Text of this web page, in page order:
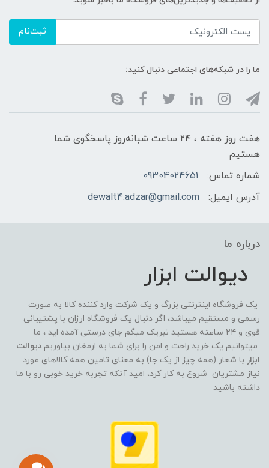
ثبت‌نام
ما را در شبکه‌های اجتماعی دنبال کنید:
هفت روز هفته ، ۲۴ ساعت شبانه‌روز پاسخگوی شما
هستیم
شماره تماس:
09304024651
آدرس ایمیل:
dewalt4.adzar@gmail.com
درباره ما
دیوالت ابزار
یک فروشگاه اینترنتی بزرگ و یک شرکت وارد کننده کالا به صورت
رسمی و مستقیم میباشد، اگر دنبال یک فروشگاه ارزان با پشتیبانی
قوی و ۲۴ ساعته هستید تبریک میگم جای درستی آمده اید ، ما
میتوانیم یک خرید راحت و امن را برای شما به ارمغان بیاوریم.دیوالت
ابزار با شعار (همه چیز از یک جا) به معنای تامین همه کالاهای مورد
نیاز مشتریان شروع به کار کرد، امید آنکه تجربه خرید خوبی رو با ما
داشته باشید